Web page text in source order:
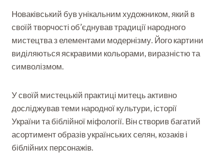
Новаківський був унікальним художником, який в
своїй творчості об’єднував традиції народного
мистецтва з елементами модернізму. Його картини
виділяються яскравими кольорами, виразністю та
символізмом.
У своїй мистецькій практиці митець активно
досліджував теми народної культури, історії
України та біблійної міфології. Він створив багатий
асортимент образів українських селян, козаків і
біблійних персонажів.